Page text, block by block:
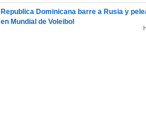
Republica Dominicana barre a Rusia y
en Mundial de Voleibol